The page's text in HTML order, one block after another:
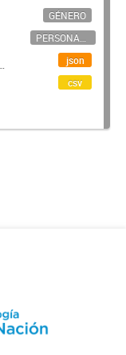
GÉNERO
PERSONAL CIENTÍFICO-TECNOLÓGICO
json
csv